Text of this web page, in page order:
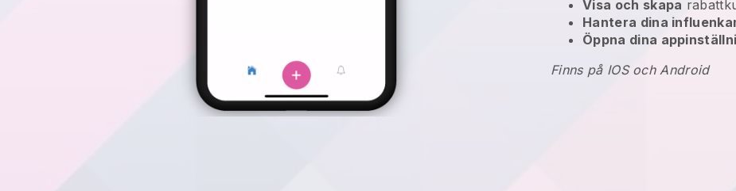
Visa och skapa
Hantera dina
Öppna dina
Finns på IOS och Android